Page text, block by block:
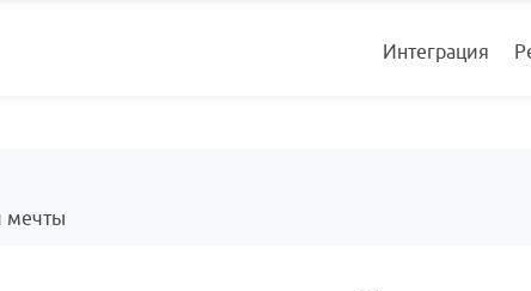
Интеграция
мечты